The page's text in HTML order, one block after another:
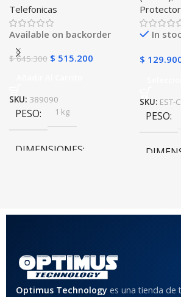
Telefonicas
Available on backorder
$645.300 $ 515.200
SKU: 389090
PESO 1 kg
DIMENSIONES
SM-x200
golpes
In
$
SKU: EST-
PESO
COLOR
Optimus Technology es una tienda de